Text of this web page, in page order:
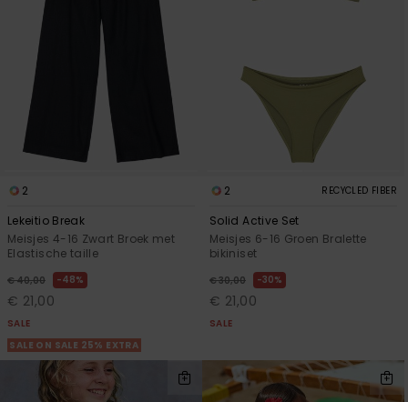
2
Lekeitio Break
Meisjes 4-16 Zwart Broek met
Elastische taille
€ 40,00 48%
€ 21,00
SALE
SALE ON SALE 25% EXTRA
2 RECYCLED FIBER
Solid Active Set
Meisjes 6-16 Groen Bralette
bikiniset
€ 30,00 30%
€ 21,00
SALE